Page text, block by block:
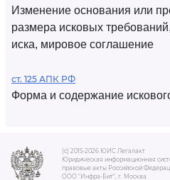
Изменение основания или
размера исковых
иска, мировое соглашение
ст. 125 АПК РФ
Форма и содержание
(c) 2015-2026 ЮИС Легалакт
Юридическая информационная
правовые акты Российской
ООО "Инфра-Бит", г. Москва.